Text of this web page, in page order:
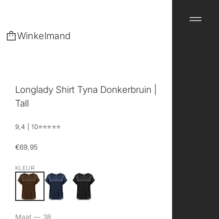
Winkelmand
Longlady Shirt Tyna Donkerbruin |
Tall
9,4 | 10⭐️⭐️⭐️⭐️⭐️
Reguliere
€69,95
KLEUR
Maat — 38